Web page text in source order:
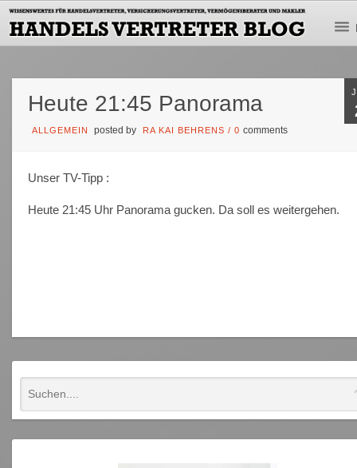
Heute 21:45 Panorama
ALLGEMEIN posted by RA KAI BEHRENS /0comments
Unser TV-Tipp :
Heute 21:45 Uhr Panorama gucken. Da soll es weitergehen.